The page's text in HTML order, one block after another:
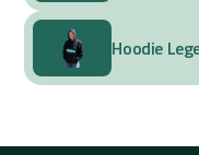
Hoodie